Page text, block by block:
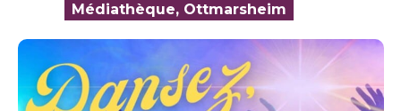
Médiathèque, Ottmarsheim